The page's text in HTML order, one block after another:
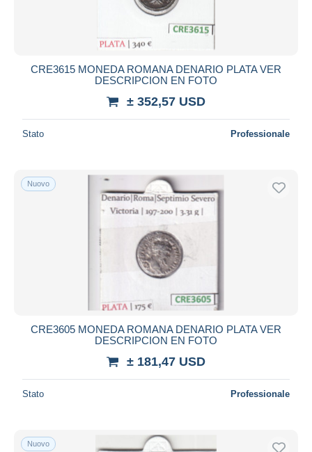
CRE3615 MONEDA ROMANA DENARIO PLATA VER
DESCRIPCION EN FOTO
± 352,57 USD
Stato Professionale
Nuovo
CRE3605 MONEDA ROMANA DENARIO PLATA VER
DESCRIPCION EN FOTO
± 181,47 USD
Stato Professionale
Nuovo